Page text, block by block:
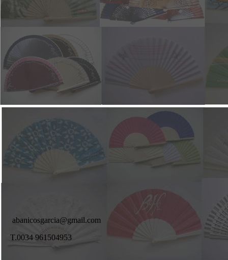
abanicosgarcia@gmail.com
T.0034 961504953